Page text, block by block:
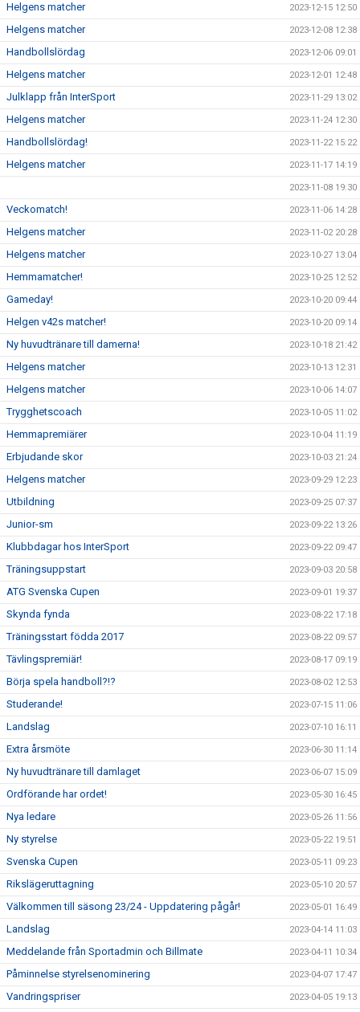
Helgens matcher 2023-12-15 12:50
Helgens matcher 2023-12-08 12:38
Handbollslördag 2023-12-06 09:01
Helgens matcher 2023-12-01 12:48
Julklapp från InterSport 2023-11-29 13:02
Helgens matcher 2023-11-24 12:30
Handbollslördag! 2023-11-22 15:22
Helgens matcher 2023-11-17 14:19
2023-11-08 19:30
Veckomatch! 2023-11-06 14:28
Helgens matcher 2023-11-02 20:28
Helgens matcher 2023-10-27 13:04
Hemmamatcher! 2023-10-25 12:52
Gameday! 2023-10-20 09:44
Helgen v42s matcher! 2023-10-20 09:14
Ny huvudtränare till damerna! 2023-10-18 21:42
Helgens matcher 2023-10-13 12:31
Helgens matcher 2023-10-06 14:07
Trygghetscoach 2023-10-05 11:02
Hemmapremiärer 2023-10-04 11:19
Erbjudande skor 2023-10-03 21:24
Helgens matcher 2023-09-29 12:23
Utbildning 2023-09-25 07:37
Junior-sm 2023-09-22 13:26
Klubbdagar hos InterSport 2023-09-22 09:47
Träningsuppstart 2023-09-03 20:58
ATG Svenska Cupen 2023-09-01 19:37
Skynda fynda 2023-08-22 17:18
Träningsstart födda 2017 2023-08-22 09:57
Tävlingspremiär! 2023-08-17 09:19
Börja spela handboll?!? 2023-08-02 12:53
Studerande! 2023-07-15 11:06
Landslag 2023-07-10 16:11
Extra årsmöte 2023-06-30 11:14
Ny huvudtränare till damlaget 2023-06-07 15:09
Ordförande har ordet! 2023-05-30 16:45
Nya ledare 2023-05-26 11:56
Ny styrelse 2023-05-22 19:51
Svenska Cupen 2023-05-11 09:23
Rikslägeruttagning 2023-05-10 20:57
Välkommen till säsong 23/24 - Uppdatering pågår! 2023-05-01 16:49
Landslag 2023-04-14 11:03
Meddelande från Sportadmin och Billmate 2023-04-11 10:34
Påminnelse styrelsenominering 2023-04-07 17:47
Vandringspriser 2023-04-05 19:13